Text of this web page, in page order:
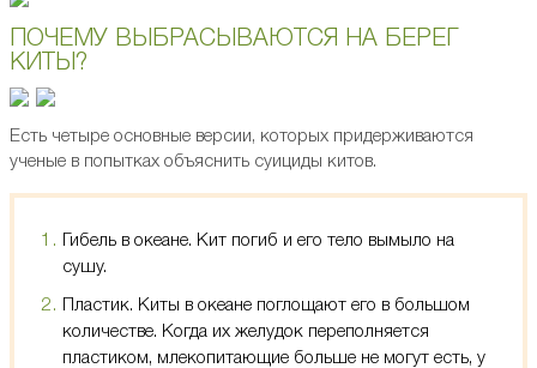
ПОЧЕМУ ВЫБРАСЫВАЮТСЯ НА БЕРЕГ
КИТЫ?
Есть четыре основные версии, которых придерживаются
ученые в попытках объяснить суициды китов.
Гибель в океане. Кит погиб и его тело вымыло на
сушу.
Пластик. Киты в океане поглощают его в большом
количестве. Когда их желудок переполняется
пластиком, млекопитающие больше не могут есть, у